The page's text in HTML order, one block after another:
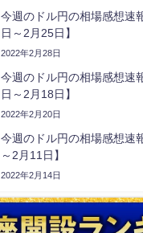
今週のドル円の相場感想速
日～2月25日】
2022年2月28日
今週のドル円の相場感想速
日～2月18日】
2022年2月20日
今週のドル円の相場感想速
～2月11日】
2022年2月14日